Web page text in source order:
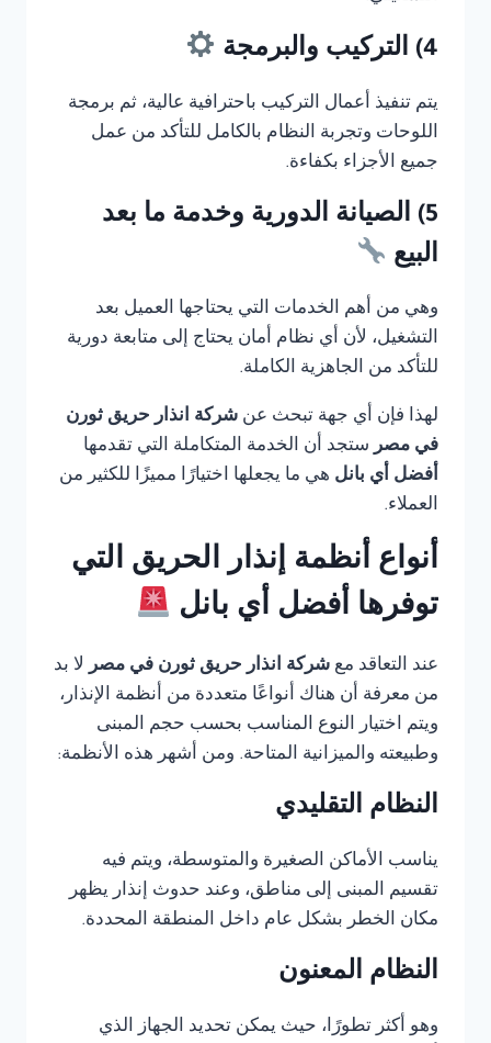
4) التركيب والبرمجة
يتم تنفيذ أعمال التركيب باحترافية عالية، ثم برمجة
اللوحات وتجربة النظام بالكامل للتأكد من عمل
جميع الأجزاء بكفاءة.
5) الصيانة الدورية وخدمة ما بعد
البيع
وهي من أهم الخدمات التي يحتاجها العميل بعد
التشغيل، لأن أي نظام أمان يحتاج إلى متابعة دورية
للتأكد من الجاهزية الكاملة.
لهذا فإن أي جهة تبحث عن شركة انذار حريق ثورن
في مصر ستجد أن الخدمة المتكاملة التي تقدمها
أفضل أي بانل هي ما يجعلها اختيارًا مميزًا للكثير من
العملاء.
أنواع أنظمة إنذار الحريق التي
توفرها أفضل أي بانل
عند التعاقد مع شركة انذار حريق ثورن في مصر لا بد
من معرفة أن هناك أنواعًا متعددة من أنظمة الإنذار،
ويتم اختيار النوع المناسب بحسب حجم المبنى
وطبيعته والميزانية المتاحة. ومن أشهر هذه الأنظمة:
النظام التقليدي
يناسب الأماكن الصغيرة والمتوسطة، ويتم فيه
تقسيم المبنى إلى مناطق، وعند حدوث إنذار يظهر
مكان الخطر بشكل عام داخل المنطقة المحددة.
النظام المعنون
وهو أكثر تطورًا، حيث يمكن تحديد الجهاز الذي